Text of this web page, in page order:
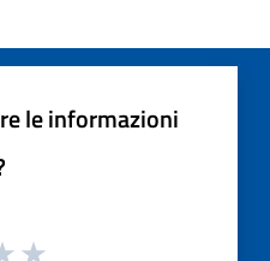
le informazioni